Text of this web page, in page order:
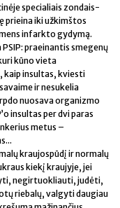
specialiais zondais-
prieina iki užkimštos
infarkto gydymą.
praeinantis smegenų
kūno vieta
kaip insultas, kviesti
ir nesukelia
nuosava organizmo
insultas per dvi paras
metus –
kraujospūdį ir normalų
kiekį kraujyje, jei
negirtuokliauti, judėti,
riebalų, valgyti daugiau